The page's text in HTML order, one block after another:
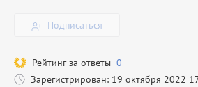
Подписаться
Рейтинг за ответы 0
Зарегистрирован: 19 октября 2022